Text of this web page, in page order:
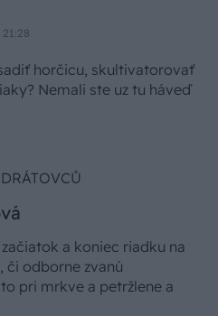
horčicu, skultivatorovať
Nemali ste uz tu háveď
a koniec riadku na
či odborne zvanú
pri mrkve a petržlene a